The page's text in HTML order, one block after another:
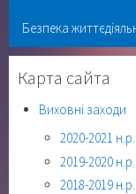
Безпека
Карта сайта
Виховні заходи
2020-2021 н.р.
2019-2020 н.р.
2018-2019 н.р.